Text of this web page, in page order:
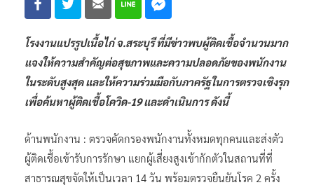
โรงงานแปรรูปเนื้อไก่ จ.สระบุรี ที่มีข่าวพบผู้ติดเชื้อจำนวนมาก
แจงให้ความสำคัญต่อสุขภาพและความปลอดภัยของพนักงาน
ในระดับสูงสุด และให้ความร่วมมือกับภาครัฐในการตรวจเชิงรุก
เพื่อค้นหาผู้ติดเชื้อโควิด-19 และดำเนินการ ดังนี้
ด้านพนักงาน : ตรวจคัดกรองพนักงานทั้งหมดทุกคนและส่งตัว
ผู้ติดเชื้อเข้ารับการรักษา แยกผู้เสี่ยงสูงเข้ากักตัวในสถานที่ที่
สาธารณสุขจัดให้เป็นเวลา 14 วัน พร้อมตรวจยืนยันโรค 2 ครั้ง